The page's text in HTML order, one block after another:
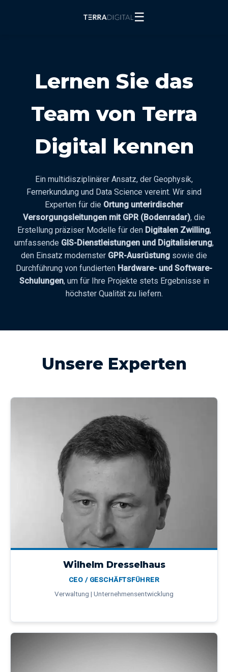
☰
Lernen Sie das
Team von Terra
Digital kennen
Ein multidisziplinärer Ansatz, der Geophysik,
Fernerkundung und Data Science vereint. Wir sind
Experten für die Ortung unterirdischer
Versorgungsleitungen mit GPR (Bodenradar), die
Erstellung präziser Modelle für den Digitalen Zwilling,
umfassende GIS-Dienstleistungen und Digitalisierung,
den Einsatz modernster GPR-Ausrüstung sowie die
Durchführung von fundierten Hardware- und Software-
Schulungen, um für Ihre Projekte stets Ergebnisse in
höchster Qualität zu liefern.
Unsere Experten
Wilhelm Dresselhaus
CEO / GESCHÄFTSFÜHRER
Verwaltung | Unternehmensentwicklung